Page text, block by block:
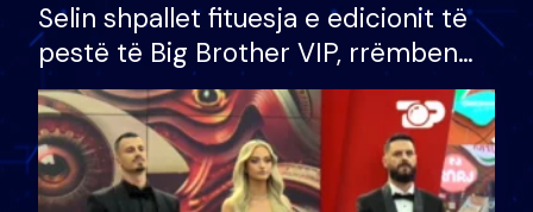
Selin shpallet fituesja e edicionit të
pestë të Big Brother VIP, rrëmben
çmimin e madh prej 100 mijë eurosh